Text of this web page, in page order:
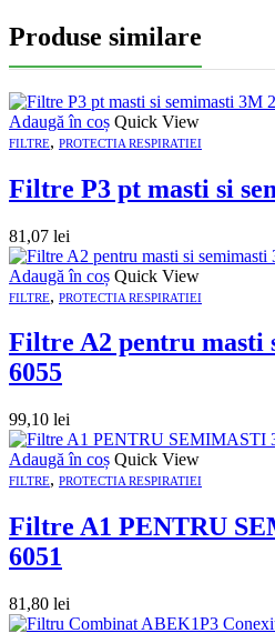
Produse similare
Adaugă în coș Quick View
FILTRE, PROTECTIA RESPIRATIEI
Filtre P3 pt masti si
81,07 lei
Adaugă în coș Quick View
FILTRE, PROTECTIA RESPIRATIEI
Filtre A2 pentru masti
6055
99,10 lei
Adaugă în coș Quick View
FILTRE, PROTECTIA RESPIRATIEI
Filtre A1 PENTRU
6051
81,80 lei